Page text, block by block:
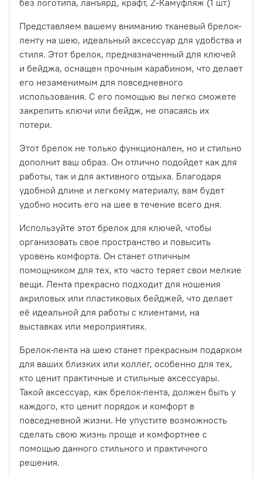
без логотипа, ланъярд, крафт, Z-Камуфляж (1 шт)
Представляем вашему вниманию тканевый брелок-
ленту на шею, идеальный аксессуар для удобства и
стиля. Этот брелок, предназначенный для ключей
и бейджа, оснащен прочным карабином, что делает
его незаменимым для повседневного
использования. С его помощью вы легко сможете
закрепить ключи или бейдж, не опасаясь их
потери.
Этот брелок не только функционален, но и стильно
дополнит ваш образ. Он отлично подойдет как для
работы, так и для активного отдыха. Благодаря
удобной длине и легкому материалу, вам будет
удобно носить его на шее в течение всего дня.
Используйте этот брелок для ключей, чтобы
организовать свое пространство и повысить
уровень комфорта. Он станет отличным
помощником для тех, кто часто теряет свои мелкие
вещи. Лента прекрасно подходит для ношения
акриловых или пластиковых бейджей, что делает
её идеальной для работы с клиентами, на
выставках или мероприятиях.
Брелок-лента на шею станет прекрасным подарком
для ваших близких или коллег, особенно для тех,
кто ценит практичные и стильные аксессуары.
Такой аксессуар, как брелок-лента, должен быть у
каждого, кто ценит порядок и комфорт в
повседневной жизни. Не упустите возможность
сделать свою жизнь проще и комфортнее с
помощью данного стильного и практичного
решения.